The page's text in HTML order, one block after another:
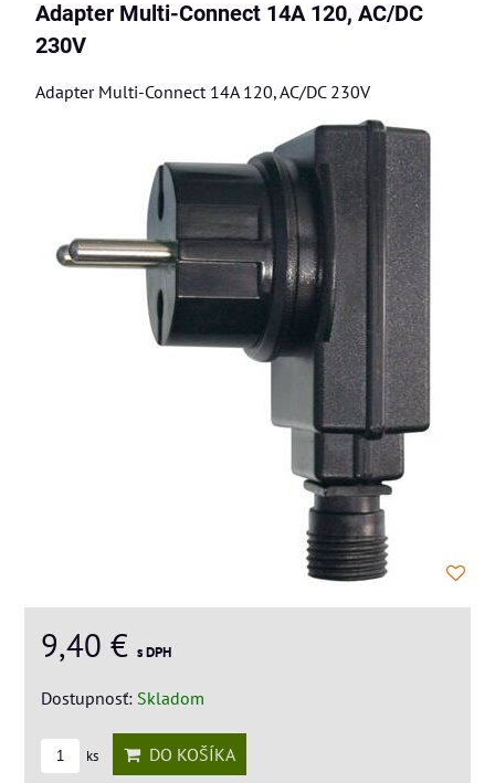
Adapter Multi-Connect 14A 120, AC/DC
230V
Adapter Multi-Connect 14A 120, AC/DC 230V
9,40 € s DPH
Dostupnosť: Skladom
ks DO KOŠÍKA